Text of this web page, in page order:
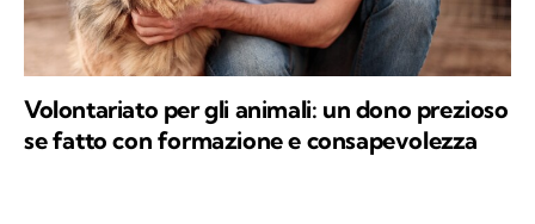
Volontariato per gli animali: un dono prezioso
se fatto con formazione e consapevolezza